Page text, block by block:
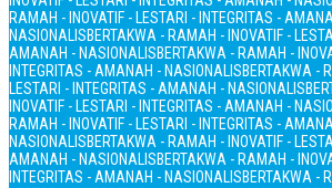
RAMAH - INOVATIF - LESTARI - INTEGRITAS -
NASIONALISBERTAKWA - RAMAH - INOVATIF -
AMANAH - NASIONALISBERTAKWA - RAMAH -
INTEGRITAS - AMANAH - NASIONALISBERTAKWA -
LESTARI - INTEGRITAS - AMANAH - NASIONALIS
INOVATIF - LESTARI - INTEGRITAS - AMANAH -
RAMAH - INOVATIF - LESTARI - INTEGRITAS -
NASIONALISBERTAKWA - RAMAH - INOVATIF -
AMANAH - NASIONALISBERTAKWA - RAMAH -
INTEGRITAS - AMANAH - NASIONALISBERTAKWA -